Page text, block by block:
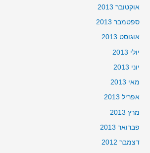
אוקטובר 2013
ספטמבר 2013
אוגוסט 2013
יולי 2013
יוני 2013
מאי 2013
אפריל 2013
מרץ 2013
פברואר 2013
דצמבר 2012